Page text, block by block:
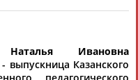
Юлия
Ивановна
- выпускница Казанского